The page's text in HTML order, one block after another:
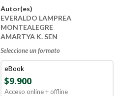
Autor(es)
EVERALDO LAMPREA
MONTEALEGRE
AMARTYA K. SEN
Seleccione un formato
eBook
$9.900
Acceso online + offline